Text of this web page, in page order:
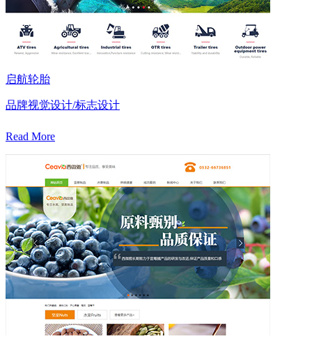
启航轮胎
品牌视觉设计/标志设计
Read More